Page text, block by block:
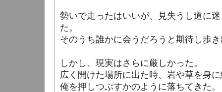
勢いで走ったはいいが、見失うし道に
た。
そのうち誰かに会うだろうと期待し歩
しかし、現実はさらに厳しかった。
広く開けた場所に出た時、岩や草を身
俺を押しつぶすかのように落ちてきた。